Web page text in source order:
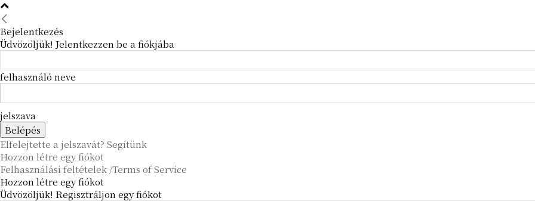
Bejelentkezés
Üdvözöljük! Jelentkezzen be a fiókjába
felhasználó neve
jelszava
Elfelejtette a jelszavát? Segítünk
Hozzon létre egy fiókot
Felhasználási feltételek /Terms of Service
Hozzon létre egy fiókot
Üdvözöljük! Regisztráljon egy fiókot